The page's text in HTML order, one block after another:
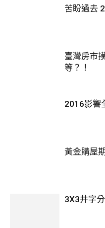
苦盼過去
臺灣房市
等？！
2016影響
黃金購屋
3X3井字